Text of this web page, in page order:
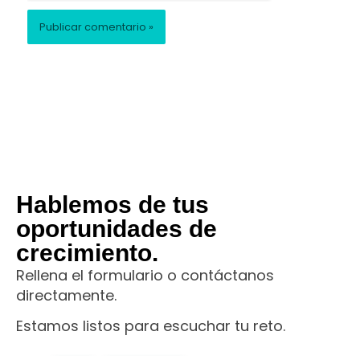
Hablemos de tus
oportunidades de
crecimiento.
Rellena el formulario o contáctanos
directamente.
Estamos listos para escuchar tu reto.